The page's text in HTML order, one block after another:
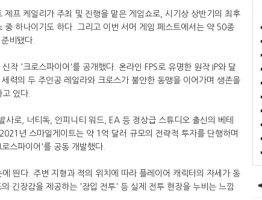
프 케일리가 주최 및 진행을 맡은 게임쇼로, 시기상 상반기의 최후
중 하나이기도 하다. 그리고 이번 서머 게임 페스트에서는 약 50종
비됐다.
작 '크로스파이어'를 공개했다. 온라인 FPS로 유명한 원작 IP와 달
력의 두 주인공 레일라와 크로스가 불안한 동맹을 이어가며 생존을
있다.
로, 너티독, 인피니티 워드, EA 등 정상급 스튜디오 출신의 베테
년 스마일게이트는 약 1억 달러 규모의 전략적 투자를 단행하며
스파이어'를 공동 개발했다.
띈다. 주변 지형과 적의 위치에 따라 플레이어 캐릭터의 자세가 동
긴장감을 제공하는 '잠입 전투' 등 실제 전투 현장을 누비는 느낌